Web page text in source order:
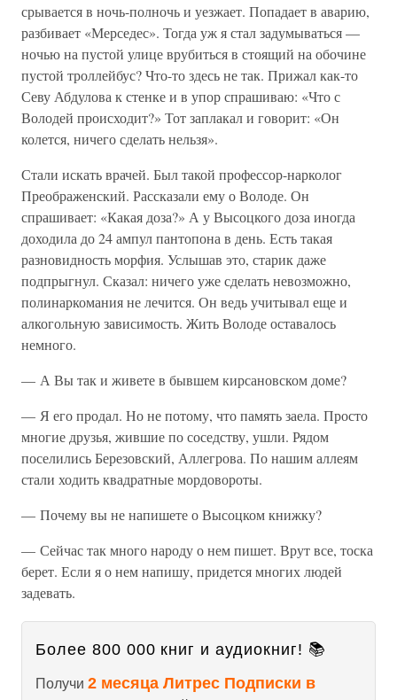
срывается в ночь-полночь и уезжает. Попадает в аварию,
разбивает «Мерседес». Тогда уж я стал задумываться —
ночью на пустой улице врубиться в стоящий на обочине
пустой троллейбус? Что-то здесь не так. Прижал как-то
Севу Абдулова к стенке и в упор спрашиваю: «Что с
Володей происходит?» Тот заплакал и говорит: «Он
колется, ничего сделать нельзя».
Стали искать врачей. Был такой профессор-нарколог
Преображенский. Рассказали ему о Володе. Он
спрашивает: «Какая доза?» А у Высоцкого доза иногда
доходила до 24 ампул пантопона в день. Есть такая
разновидность морфия. Услышав это, старик даже
подпрыгнул. Сказал: ничего уже сделать невозможно,
полинаркомания не лечится. Он ведь учитывал еще и
алкогольную зависимость. Жить Володе оставалось
немного.
— А Вы так и живете в бывшем кирсановском доме?
— Я его продал. Но не потому, что память заела. Просто
многие друзья, жившие по соседству, ушли. Рядом
поселились Березовский, Аллегрова. По нашим аллеям
стали ходить квадратные мордовороты.
— Почему вы не напишете о Высоцком книжку?
— Сейчас так много народу о нем пишет. Врут все, тоска
берет. Если я о нем напишу, придется многих людей
задевать.
Более 800 000 книг и аудиокниг! 📚
Получи 2 месяца Литрес Подписки в